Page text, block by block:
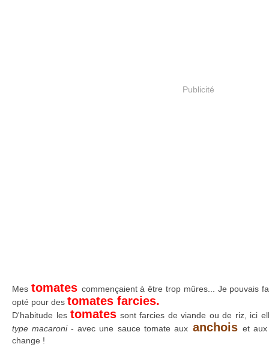
Publicité
Mes tomates commençaient à être trop mûres... Je pouvais
opté pour des tomates farcies.
D'habitude les tomates sont farcies de viande ou de riz, ici
type macaroni- avec une sauce tomate auxanchoiset
change !